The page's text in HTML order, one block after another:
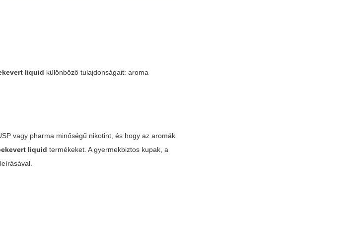
liquid különböző tulajdonságait: aroma
vagy pharma minőségű nikotint, és hogy az aromák
liquid termékeket. A gyermekbiztos kupak, a